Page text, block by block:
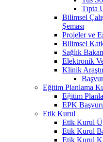
Tıpta
Bilimsel
Şeması
Projeler ve
Bilimsel
Sağlık
Elektronik
Klinik
Eğitim Planlama
Eğitim
EPK
Etik Kurul
Etik Kurul
Etik Kurul
Etik Kurul